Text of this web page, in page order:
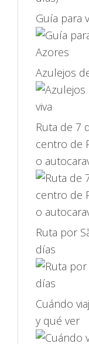
Guía para
Azulejos
Ruta de 7
centro de
o
Ruta por
días
Cuándo
y qué ver